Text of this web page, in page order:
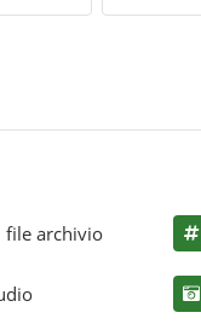
file archivio